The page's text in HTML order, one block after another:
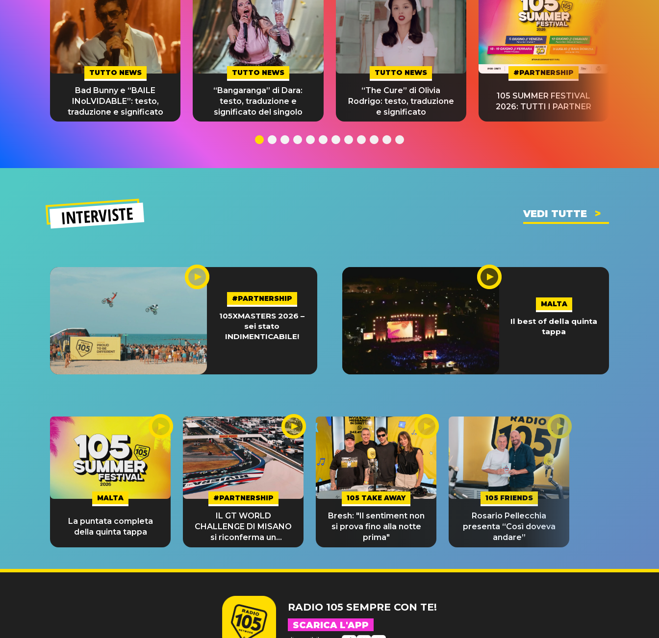
TUTTO NEWS
Bad Bunny e “BAILE
INoLVIDABLE”: testo,
traduzione e significato
TUTTO NEWS
“Bangaranga” di Dara:
testo, traduzione e
significato del singolo
TUTTO NEWS
“The Cure” di Olivia
Rodrigo: testo, traduzione
e significato
#PARTNERSHIP
105 SUMMER FESTIVAL
2026: TUTTI I PARTNER
INTERVISTE VEDI TUTTE
#PARTNERSHIP
105XMASTERS 2026 –
sei stato
INDIMENTICABILE!
MALTA
Il best of della quinta
tappa
MALTA
La puntata completa
della quinta tappa
#PARTNERSHIP
IL GT WORLD
CHALLENGE DI MISANO
si riconferma un
GRANDE SUCCESSO!
105 TAKE AWAY
Bresh: "Il sentiment non
si prova fino alla notte
prima"
105 FRIENDS
Rosario Pellecchia
presenta “Così doveva
andare”
RADIO 105 SEMPRE CON TE!
SCARICA L'APP